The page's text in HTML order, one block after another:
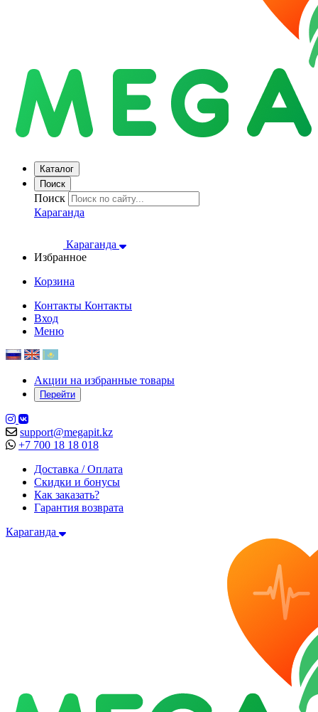
Каталог
Поиск
Поиск
Караганда
Караганда
Избранное
Корзина
Контакты Контакты
Вход
Меню
Акции на избранные товары
Перейти
support@megapit.kz
+7 700 18 18 018
Доставка / Оплата
Скидки и бонусы
Как заказать?
Гарантия возврата
Караганда